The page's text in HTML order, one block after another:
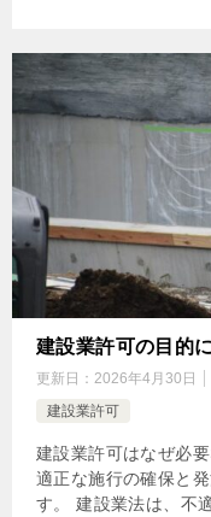
建設業許可の目的
更新日： 2026年4月30日
建設業許可
建設業許可はなぜ必
適正な施行の確保と
す。 建設業法は、不